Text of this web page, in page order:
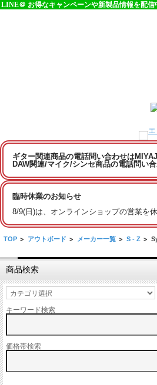
LINE＠ お得なキャンペーンや新製品情報を配
ギター関連商品の電話問い合わせは
DAW関連/マイク/シンセ商品の電話問い
臨時休業のお知らせ
8/9(日)は、オンラインショップの営業を
TOP > アウトボード > メーカー一覧 > S - Z >
商品検索
キーワード検索
価格帯検索